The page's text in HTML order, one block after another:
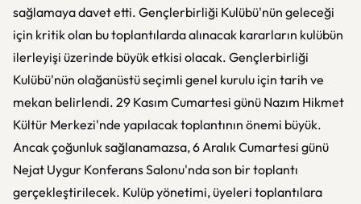
sağlamaya davet etti. Gençlerbirliği Kulübü'nün geleceği
için kritik olan bu toplantılarda alınacak kararların kulübün
ilerleyişi üzerinde büyük etkisi olacak. Gençlerbirliği
Kulübü'nün olağanüstü seçimli genel kurulu için tarih ve
mekan belirlendi. 29 Kasım Cumartesi günü Nazım Hikmet
Kültür Merkezi'nde yapılacak toplantının önemi büyük.
Ancak çoğunluk sağlanamazsa, 6 Aralık Cumartesi günü
Nejat Uygur Konferans Salonu'nda son bir toplantı
gerçekleştirilecek. Kulüp yönetimi, üyeleri toplantılara